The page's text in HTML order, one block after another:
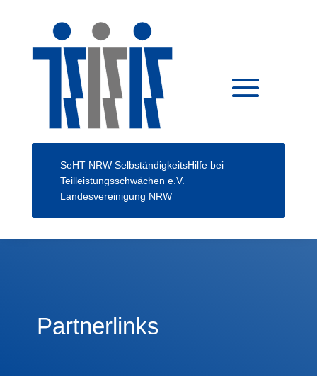
SeHT NRW SelbständigkeitsHilfe bei
Teilleistungsschwächen e.V.
Landesvereinigung NRW
Partnerlinks